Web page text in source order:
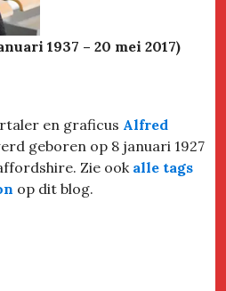
1937 – 20 mei 2017)
en graficus Alfred
geboren op 8 januari 1927
Zie ook alle tags
op dit blog.